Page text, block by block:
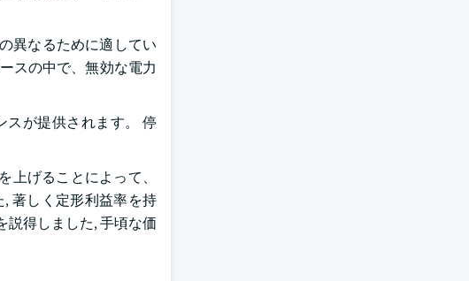
異なるために適してい
スの中で、無効な電力
スが提供されます。 停
げることによって、
著しく定形利益率を持
説得しました, 手頃な価